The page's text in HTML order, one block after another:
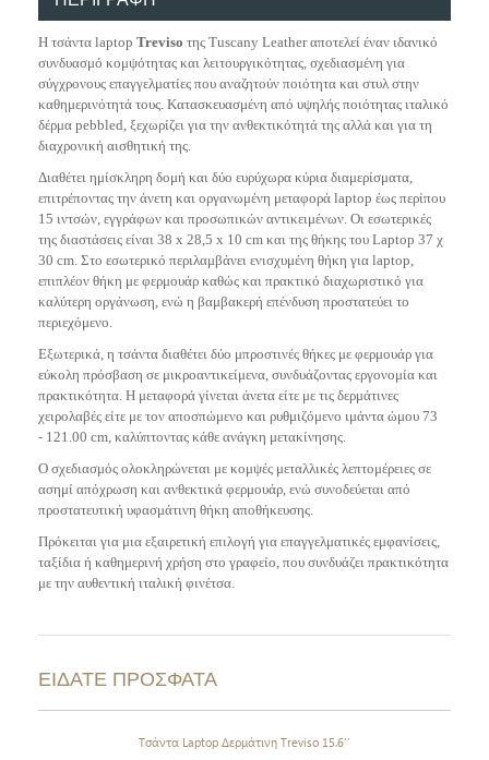
Η τσάντα laptop Treviso της Tuscany Leather αποτελεί έναν ιδανικό
συνδυασμό κομψότητας και λειτουργικότητας, σχεδιασμένη για
σύγχρονους επαγγελματίες που αναζητούν ποιότητα και στυλ στην
καθημερινότητά τους. Κατασκευασμένη από υψηλής ποιότητας ιταλικό
δέρμα pebbled, ξεχωρίζει για την ανθεκτικότητά της αλλά και για τη
διαχρονική αισθητική της.
Διαθέτει ημίσκληρη δομή και δύο ευρύχωρα κύρια διαμερίσματα,
επιτρέποντας την άνετη και οργανωμένη μεταφορά laptop έως περίπου
15 ιντσών, εγγράφων και προσωπικών αντικειμένων. Οι εσωτερικές
της διαστάσεις είναι 38 x 28,5 x 10 cm και της θήκης του Laptop 37 χ
30 cm. Στο εσωτερικό περιλαμβάνει ενισχυμένη θήκη για laptop,
επιπλέον θήκη με φερμουάρ καθώς και πρακτικό διαχωριστικό για
καλύτερη οργάνωση, ενώ η βαμβακερή επένδυση προστατεύει το
περιεχόμενο.
Εξωτερικά, η τσάντα διαθέτει δύο μπροστινές θήκες με φερμουάρ για
εύκολη πρόσβαση σε μικροαντικείμενα, συνδυάζοντας εργονομία και
πρακτικότητα. Η μεταφορά γίνεται άνετα είτε με τις δερμάτινες
χειρολαβές είτε με τον αποσπώμενο και ρυθμιζόμενο ιμάντα ώμου 73
- 121.00 cm, καλύπτοντας κάθε ανάγκη μετακίνησης.
Ο σχεδιασμός ολοκληρώνεται με κομψές μεταλλικές λεπτομέρειες σε
ασημί απόχρωση και ανθεκτικά φερμουάρ, ενώ συνοδεύεται από
προστατευτική υφασμάτινη θήκη αποθήκευσης.
Πρόκειται για μια εξαιρετική επιλογή για επαγγελματικές εμφανίσεις,
ταξίδια ή καθημερινή χρήση στο γραφείο, που συνδυάζει πρακτικότητα
με την αυθεντική ιταλική φινέτσα.
ΕΙΔΑΤΕ ΠΡΟΣΦΑΤΑ
Τσάντα Laptop Δερμάτινη Treviso 15.6''